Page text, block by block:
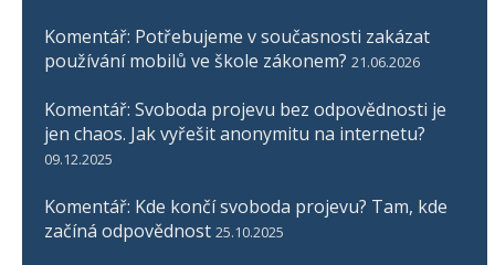
Komentář: Potřebujeme v současnosti zakázat
používání mobilů ve škole zákonem? 21.06.2026
Komentář: Svoboda projevu bez odpovědnosti je
jen chaos. Jak vyřešit anonymitu na internetu?
09.12.2025
Komentář: Kde končí svoboda projevu? Tam, kde
začíná odpovědnost 25.10.2025